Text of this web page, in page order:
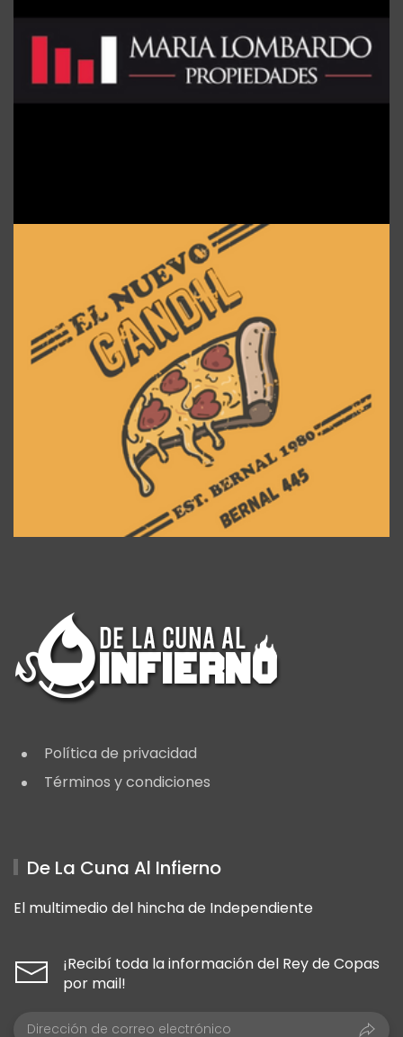
Política de privacidad
Términos y condiciones
De La Cuna Al Infierno
El multimedio del hincha de Independiente
¡Recibí toda la información del Rey de Copas
por mail!